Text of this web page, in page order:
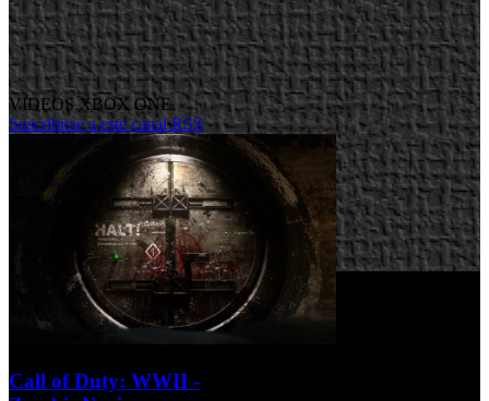
VIDEOS XBOX ONE
Suscribirse a este canal RSS
Call of Duty: WWII -